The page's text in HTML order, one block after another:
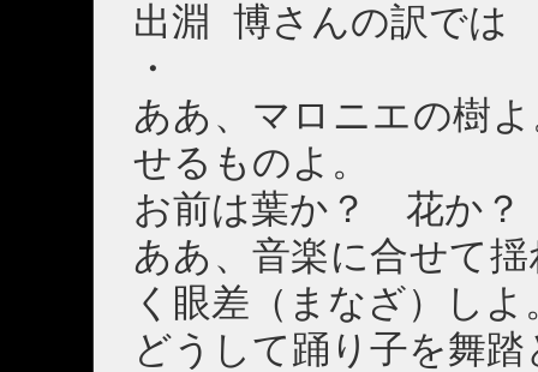
出淵 博さんの訳では
・
ああ、マロニエの樹
せるものよ。
お前は葉か？ 花か
ああ、音楽に合せて
く眼差（まなざ）しよ
どうして踊り子を舞